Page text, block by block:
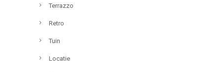
Terrazzo
Retro
Tuin
Locatie